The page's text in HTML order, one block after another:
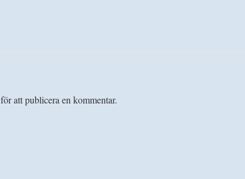
för att publicera en kommentar.